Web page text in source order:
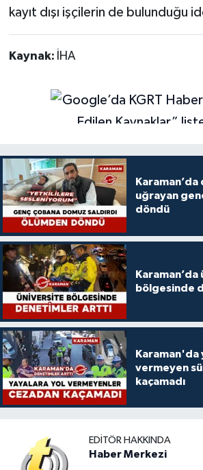
kayıt dışı işçilerin de bulunduğu
Kaynak: İHA
Karaman’da
uğrayan
döndü
bölgesinde
Karaman'da
vermeyen
kaçamadı
EDITÖR HAKKINDA
Haber Merkezi